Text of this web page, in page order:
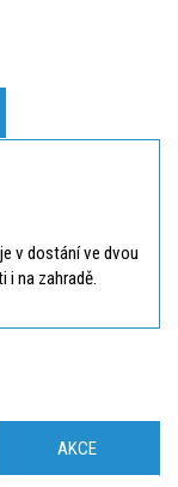
v dostání ve dvou
i na zahradě.
AKCE